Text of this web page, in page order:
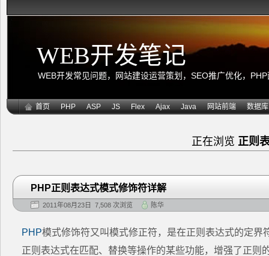
WEB开发笔记
WEB开发常见问题，网站建设运营策划，SEO推广优化，
首页 PHP ASP JS Flex Ajax Java 网站前端 数据库
正在浏览 正则
PHP正则表达式模式修饰符详解
2011年08月23日 7,508 次浏览 陈华
PHP模式修饰符又叫模式修正符，是在正则表达式的定
正则表达式在匹配、替换等操作的某些功能，增强了正